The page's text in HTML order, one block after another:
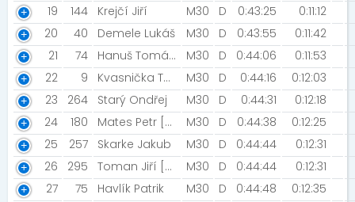
19 144 Krejčí Jiří M30 D 0:43:25
0:11:12
20
40 Demele Lukáš M30 D 0:43:55
0:11:42
21
74 Hanuš Tomáš [Trutnov] M30 D 0:44:06
0:11:53
22
9 Kvasnička Tomáš M30 D 0:44:16
0:12:03
23
264 Starý Ondřej M30 D 0:44:31
0:12:18
24
180 Mates Petr [Matesáci] M30 D 0:44:38
0:12:25
25
257 Skarke Jakub M30 D 0:44:44
0:12:31
26
295 Toman Jiří [K.O.K] M30 D 0:44:44
0:12:31
27
75 Havlík Patrik M30 D 0:44:48
0:12:35